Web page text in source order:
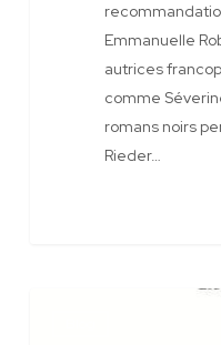
Emmanuelle
autrices
comme
romans noirs
Rieder…